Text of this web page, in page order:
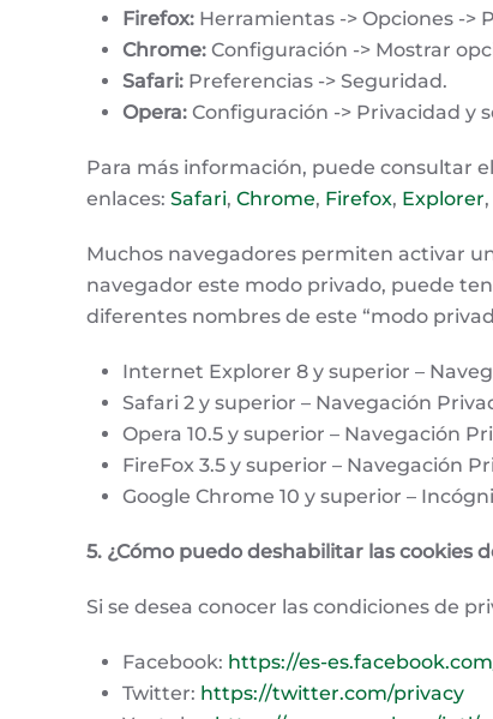
Firefox: Herramientas -> Opciones ->
Chrome: Configuración -> Mostrar
Safari: Preferencias -> Seguridad.
Opera: Configuración -> Privacidad y
Para más información, puede consultar
enlaces: Safari, Chrome, Firefox, Explorer,
Muchos navegadores permiten activar
navegador este modo privado, puede
diferentes nombres de este “modo
Internet Explorer 8 y superior –
Safari 2 y superior – Navegación
Opera 10.5 y superior – Navegación
FireFox 3.5 y superior – Navegación
Google Chrome 10 y superior –
5. ¿Cómo puedo deshabilitar las cookies
Si se desea conocer las condiciones de
Facebook: https://es-
Twitter: https://twitter.com/privacy